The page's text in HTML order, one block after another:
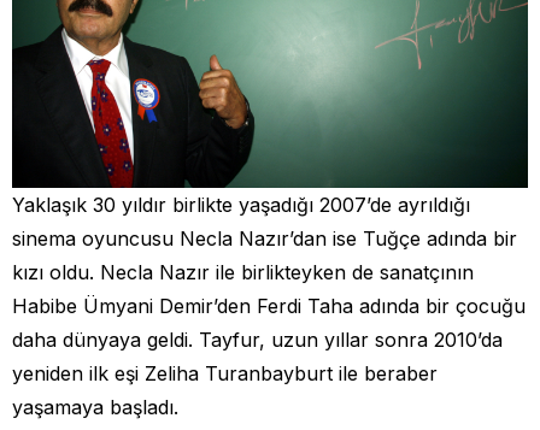
Yaklaşık 30 yıldır birlikte yaşadığı 2007’de ayrıldığı
sinema oyuncusu Necla Nazır’dan ise Tuğçe adında bir
kızı oldu. Necla Nazır ile birlikteyken de sanatçının
Habibe Ümyani Demir’den Ferdi Taha adında bir çocuğu
daha dünyaya geldi. Tayfur, uzun yıllar sonra 2010’da
yeniden ilk eşi Zeliha Turanbayburt ile beraber
yaşamaya başladı.